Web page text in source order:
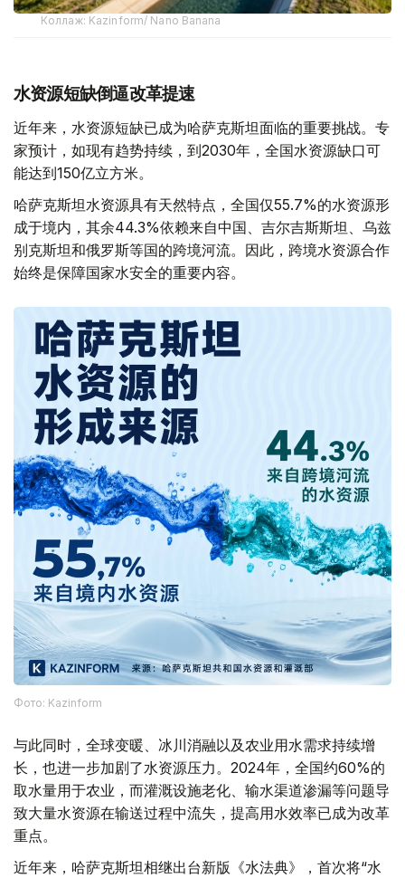
Коллаж: Kazinform/ Nano Banana
水资源短缺倒逼改革提速
近年来，水资源短缺已成为哈萨克斯坦面临的重要挑战。专
家预计，如现有趋势持续，到2030年，全国水资源缺口可
能达到150亿立方米。
哈萨克斯坦水资源具有天然特点，全国仅55.7%的水资源形
成于境内，其余44.3%依赖来自中国、吉尔吉斯斯坦、乌兹
别克斯坦和俄罗斯等国的跨境河流。因此，跨境水资源合作
始终是保障国家水安全的重要内容。
Фото: Kazinform
与此同时，全球变暖、冰川消融以及农业用水需求持续增
长，也进一步加剧了水资源压力。2024年，全国约60%的
取水量用于农业，而灌溉设施老化、输水渠道渗漏等问题导
致大量水资源在输送过程中流失，提高用水效率已成为改革
重点。
近年来，哈萨克斯坦相继出台新版《水法典》，首次将“水